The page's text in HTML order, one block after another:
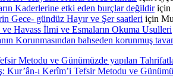
Kaderlerine etki eden burçlar değildiriçin
Gece- gündüz Hayır ve Şer saatleri için
Havass İlmi ve Esmaların Okuma Usulleri
Korunmasından bahseden korunmuş
Metodu ve Günümüzde yapılan
Kur’ân-ı Kerîm’i Tefsir Metodu ve